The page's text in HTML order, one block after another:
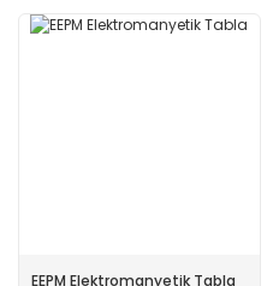
EEPM Elektromanyetik Tabla